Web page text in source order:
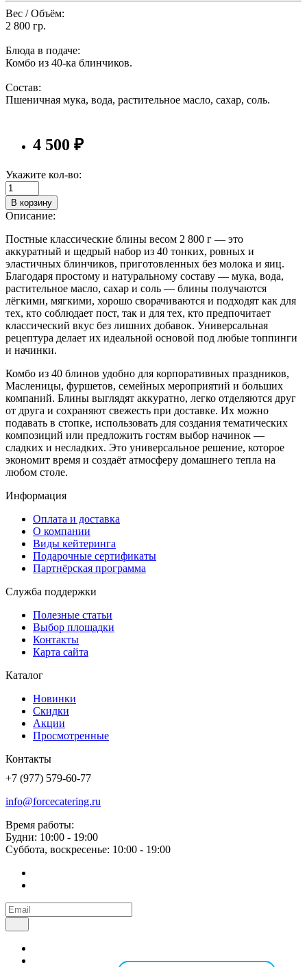
Вес / Объём:
2 800 гр.
Блюда в подаче:
Комбо из 40-ка блинчиков.
Состав:
Пшеничная мука, вода, растительное масло, сахар, соль.
4 500 ₽
Укажите кол-во:
В корзину
Описание:
Постные классические блины весом 2 800 г — это
аккуратный и щедрый набор из 40 тонких, ровных и
эластичных блинчиков, приготовленных без молока и яиц.
Благодаря простому и натуральному составу — мука, вода,
растительное масло, сахар и соль — блины получаются
лёгкими, мягкими, хорошо сворачиваются и подходят как для
тех, кто соблюдает пост, так и для тех, кто предпочитает
классический вкус без лишних добавок. Универсальная
рецептура делает их идеальной основой под любые топпинги
и начинки.
Комбо из 40 блинов удобно для корпоративных праздников,
Масленицы, фуршетов, семейных мероприятий и больших
компаний. Блины выглядят аккуратно, легко отделяются друг
от друга и сохраняют свежесть при доставке. Их можно
подавать в стопке, использовать для создания тематических
композиций или предложить гостям выбор начинок —
сладких и несладких. Это универсальное решение, которое
экономит время и создаёт атмосферу домашнего тепла на
любом столе.
Информация
Оплата и доставка
О компании
Виды кейтеринга
Подарочные сертификаты
Партнёрская программа
Служба поддержки
Полезные статьи
Выбор площадки
Контакты
Карта сайта
Каталог
Новинки
Скидки
Акции
Просмотренные
Контакты
+7 (977) 579-60-77
info@forcecatering.ru
Время работы:
Будни: 10:00 - 19:00
Суббота, воскресенье: 10:00 - 19:00